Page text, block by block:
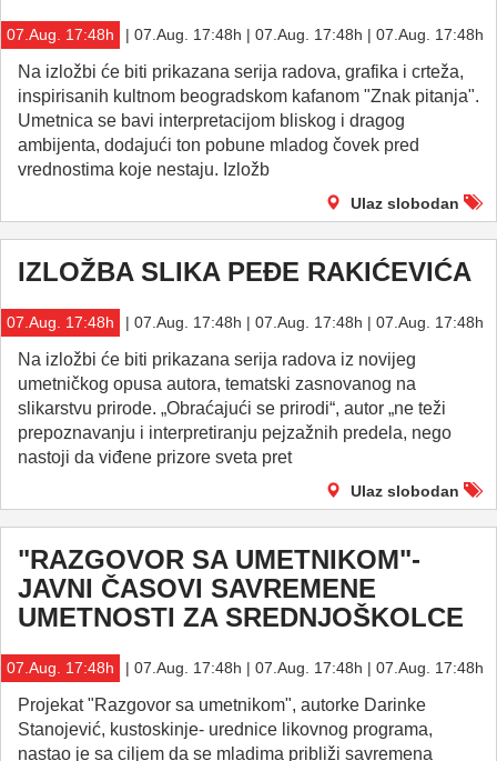
07.Aug. 17:48h | 07.Aug. 17:48h | 07.Aug. 17:48h | 07.Aug. 17:48h
Na izložbi će biti prikazana serija radova, grafika i crteža,
inspirisanih kultnom beogradskom kafanom "Znak pitanja".
Umetnica se bavi interpretacijom bliskog i dragog
ambijenta, dodajući ton pobune mladog čovek pred
vrednostima koje nestaju. Izložb
Ulaz slobodan
IZLOŽBA SLIKA PEĐE RAKIĆEVIĆA
07.Aug. 17:48h | 07.Aug. 17:48h | 07.Aug. 17:48h | 07.Aug. 17:48h
Na izložbi će biti prikazana serija radova iz novijeg
umetničkog opusa autora, tematski zasnovanog na
slikarstvu prirode. „Obraćajući se prirodi“, autor „ne teži
prepoznavanju i interpretiranju pejzažnih predela, nego
nastoji da viđene prizore sveta pret
Ulaz slobodan
"RAZGOVOR SA UMETNIKOM"-
JAVNI ČASOVI SAVREMENE
UMETNOSTI ZA SREDNJOŠKOLCE
07.Aug. 17:48h | 07.Aug. 17:48h | 07.Aug. 17:48h | 07.Aug. 17:48h
Projekat "Razgovor sa umetnikom", autorke Darinke
Stanojević, kustoskinje- urednice likovnog programa,
nastao je sa ciljem da se mladima približi savremena